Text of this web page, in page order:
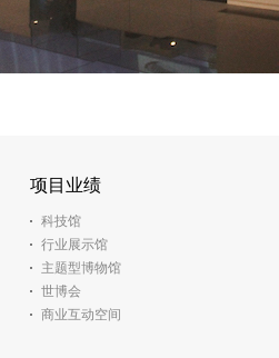
项目业绩
科技馆
行业展示馆
主题型博物馆
世博会
商业互动空间